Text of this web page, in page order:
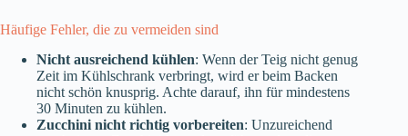
Häufige Fehler, die zu vermeiden sind
Nicht ausreichend kühlen: Wenn der Teig nicht genug
Zeit im Kühlschrank verbringt, wird er beim Backen
nicht schön knusprig. Achte darauf, ihn für mindestens
30 Minuten zu kühlen.
Zucchini nicht richtig vorbereiten: Unzureichend